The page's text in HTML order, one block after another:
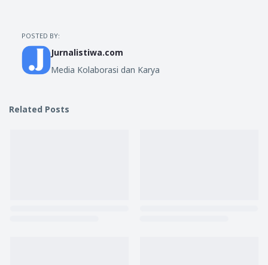
POSTED BY:
Jurnalistiwa.com
Media Kolaborasi dan Karya
Related Posts